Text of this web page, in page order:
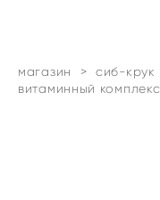
магазин > сиб-крук
витаминный